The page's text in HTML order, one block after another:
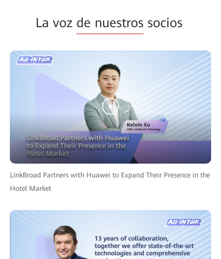
La voz de nuestros socios
LinkBroad Partners with Huawei to Expand Their Presence in the
Hotel Market